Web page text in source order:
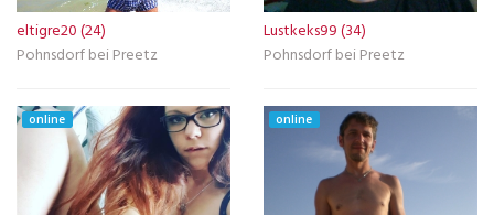
eltigre20 (24)
Pohnsdorf bei Preetz
Lustkeks99 (34)
Pohnsdorf bei Preetz
online online